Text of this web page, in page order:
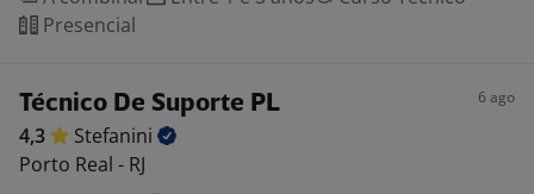
Presencial
Técnico De Suporte PL 6 ago
4,3
Stefanini
Porto Real - RJ